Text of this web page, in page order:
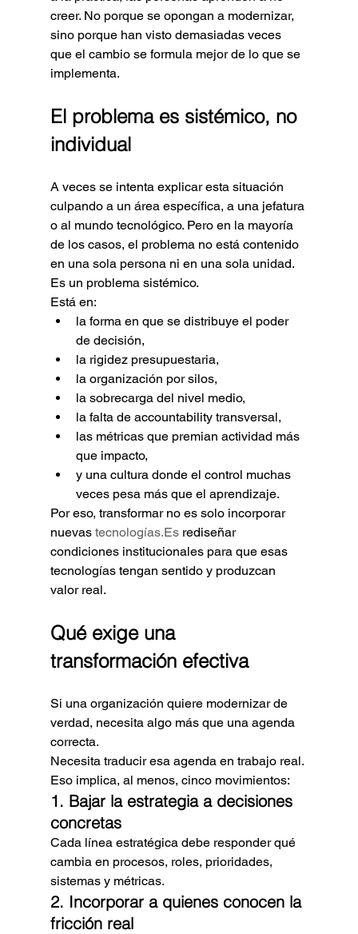
creer. No porque se opongan a modernizar,
sino porque han visto demasiadas veces
que el cambio se formula mejor de lo que se
implementa.
El problema es sistémico, no
individual
A veces se intenta explicar esta situación
culpando a un área específica, a una jefatura
o al mundo tecnológico. Pero en la mayoría
de los casos, el problema no está contenido
en una sola persona ni en una sola unidad.
Es un problema sistémico.
Está en:
la forma en que se distribuye el poder
de decisión,
la rigidez presupuestaria,
la organización por silos,
la sobrecarga del nivel medio,
la falta de accountability transversal,
las métricas que premian actividad más
que impacto,
y una cultura donde el control muchas
veces pesa más que el aprendizaje.
Por eso, transformar no es solo incorporar
nuevas tecnologías.Es rediseñar
condiciones institucionales para que esas
tecnologías tengan sentido y produzcan
valor real.
Qué exige una
transformación efectiva
Si una organización quiere modernizar de
verdad, necesita algo más que una agenda
correcta.
Necesita traducir esa agenda en trabajo real.
Eso implica, al menos, cinco movimientos:
1. Bajar la estrategia a decisiones
concretas
Cada línea estratégica debe responder qué
cambia en procesos, roles, prioridades,
sistemas y métricas.
2. Incorporar a quienes conocen la
fricción real